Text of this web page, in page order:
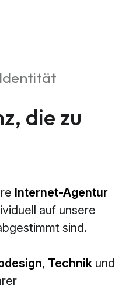
die zu
Internet-Agentur
auf unsere
sind.
, Technik und